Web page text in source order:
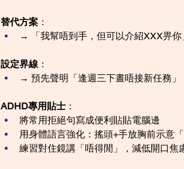
替代方案 ：
→ 「我幫唔到手，但可以介紹XXX畀你
設定界線 ：
→ 預先聲明「逢週三下晝唔接新任務」
ADHD專用貼士 ：
將常用拒絕句寫成便利貼貼電腦邊
用身體語言強化：搖頭+手放胸前示意「
練習對住鏡講「唔得閒」，減低開口焦